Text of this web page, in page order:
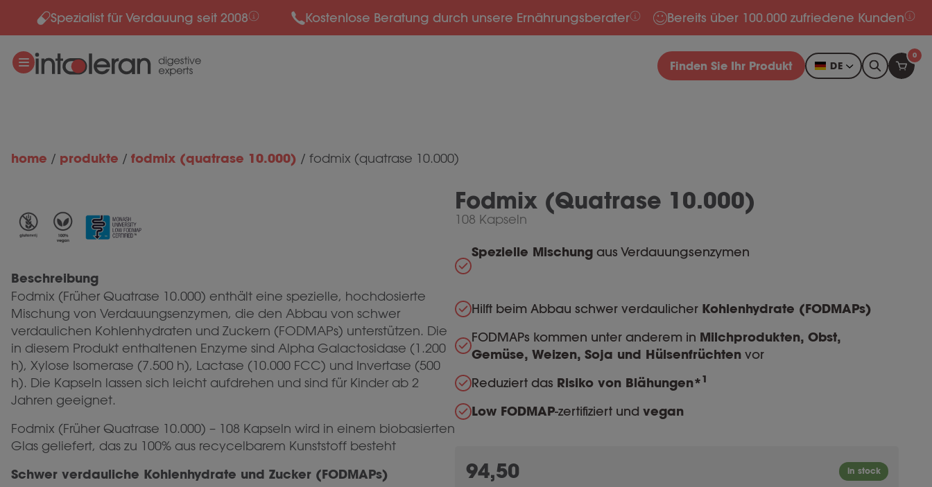
Zum Inhalt springen
Spezialist für Verdauung seit 2008 Kostenlose Beratung durch unsere Ernährungsberater Bereits über 100.000 zufriedene Kunden
Finden Sie Ihr Produkt DE
0
home / produkte / fodmix (quatrase 10.000) / fodmix (quatrase 10.000)
Beschreibung
Fodmix (Früher Quatrase 10.000) enthält eine spezielle, hochdosierte
Mischung von Verdauungsenzymen, die den Abbau von schwer
verdaulichen Kohlenhydraten und Zuckern (FODMAPs) unterstützen. Die
in diesem Produkt enthaltenen Enzyme sind Alpha Galactosidase (1.200
h), Xylose Isomerase (7.500 h), Lactase (10.000 FCC) und Invertase (500
h). Die Kapseln lassen sich leicht aufdrehen und sind für Kinder ab 2
Jahren geeignet.
Fodmix (Früher Quatrase 10.000) – 108 Kapseln wird in einem biobasierten
Glas geliefert, das zu 100% aus recycelbarem Kunststoff besteht
Schwer verdauliche Kohlenhydrate und Zucker (FODMAPs)
Spezielle Mischung aus Verdauungsenzymen
Hilft beim Abbau schwer verdaulicher Kohlenhydrate (FODMAPs)
FODMAPs kommen unter anderem in Milchprodukten, Obst,
Gemüse, Weizen, Soja und Hülsenfrüchten vor
Reduziert das Risiko von Blähungen*1
Low FODMAP-zertifiziert und vegan
94,50
Fodmix (Quatrase 10.000)
108 Kapseln